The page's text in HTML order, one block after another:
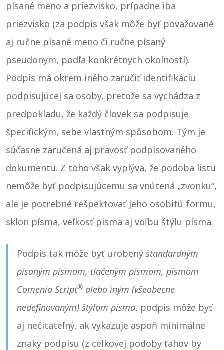
písané meno a priezvisko, prípadne iba
priezvisko (za podpis však môže byť považované
aj ručne písané meno či ručne písaný
pseudonym, podľa konkrétnych okolností).
Podpis má okrem iného zaručiť identifikáciu
podpisujúcej sa osoby, pretože sa vychádza z
predpokladu, že každý človek sa podpisuje
špecifickým, sebe vlastným spôsobom. Tým je
súčasne zaručená aj pravosť podpisovaného
dokumentu. Z toho však vyplýva, že podoba listu
nemôže byť podpisujúcemu sa vnútená „zvonku“,
ale je potrebné rešpektovať jeho osobitú formu,
sklon písma, veľkosť písma aj voľbu štýlu písma.
Podpis tak môže byť urobený štandardným
písaným písmom, tlačeným písmom, písmom
Comenia Script® alebo iným (všeobecne
nedefinovaným) štýlom písma, podpis môže byť
aj nečitateľný, ak vykazuje aspoň minimálne
znaky podpisu (z celkovej podoby ťahov by